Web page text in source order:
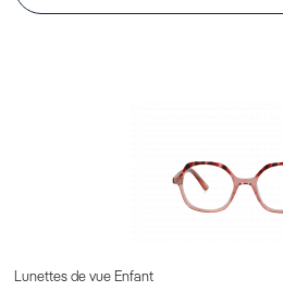
Lunettes de vue Enfant